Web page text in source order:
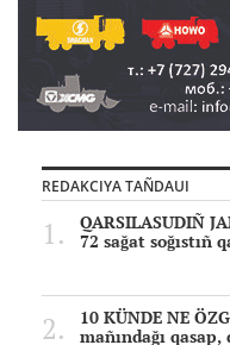
REDAKCIYA TAÑDAUI
QARSILASUDIÑ
72 sağat soğıstıñ
10 KÜNDE NE
mañındağı qasap,